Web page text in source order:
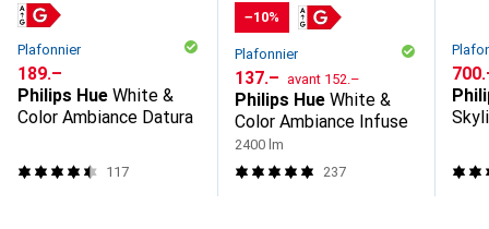
Plafonnier
CHF
189.–
Philips Hue White &
Color Ambiance Datura
117
−10%
Plafonnier
CHF
137.– avant CHF
152.–
Philips Hue White &
Color Ambiance Infuse
2400 lm
237
CHF